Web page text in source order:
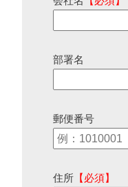
部署名
郵便番号
住所 【必須】